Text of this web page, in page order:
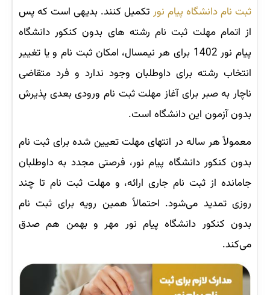
ثبت نام دانشگاه پیام نور تکمیل کنند. بدیهی است که پس
از اتمام مهلت ثبت نام رشته های بدون کنکور دانشگاه
پیام نور 1402 برای هر نیمسال، امکان ثبت نام و یا تغییر
انتخاب رشته برای داوطلبان وجود ندارد و فرد متقاضی
ناچار به صبر برای آغاز مهلت ثبت نام ورودی بعدی پذیرش
بدون آزمون این دانشگاه است.
معمولاً هر ساله در انتهای مهلت تعیین شده برای ثبت نام
بدون کنکور دانشگاه پیام نور، فرصتی مجدد به داوطلبان
جامانده از ثبت نام جاری ارائه، و مهلت ثبت نام تا چند
روزی تمدید می‌شود. احتمالاً همین رویه برای ثبت نام
بدون کنکور دانشگاه پیام نور مهر و بهمن هم صدق
می‌کند.